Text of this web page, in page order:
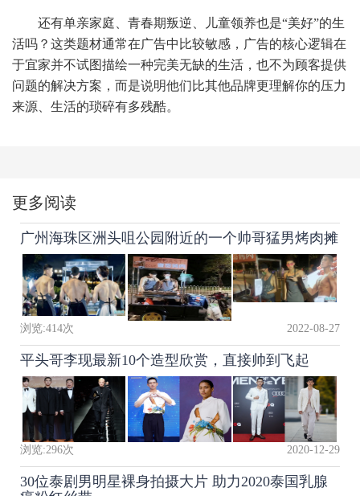
还有单亲家庭、青春期叛逆、儿童领养也是“美好”的生
活吗？这类题材通常在广告中比较敏感，广告的核心逻辑在
于宜家并不试图描绘一种完美无缺的生活，也不为顾客提供
问题的解决方案，而是说明他们比其他品牌更理解你的压力
来源、生活的琐碎有多残酷。
更多阅读
广州海珠区洲头咀公园附近的一个帅哥猛男烤肉摊
浏览:414次 2022-08-27
平头哥李现最新10个造型欣赏，直接帅到飞起
浏览:296次 2020-12-29
30位泰剧男明星裸身拍摄大片 助力2020泰国乳腺